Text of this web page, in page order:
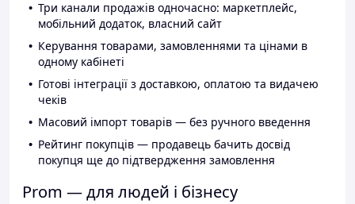
Три канали продажів одночасно: маркетплейс,
мобільний додаток, власний сайт
Керування товарами, замовленнями та цінами в
одному кабінеті
Готові інтеграції з доставкою, оплатою та видачею
чеків
Масовий імпорт товарів — без ручного введення
Рейтинг покупців — продавець бачить досвід
покупця ще до підтвердження замовлення
Prom — для людей і бізнесу